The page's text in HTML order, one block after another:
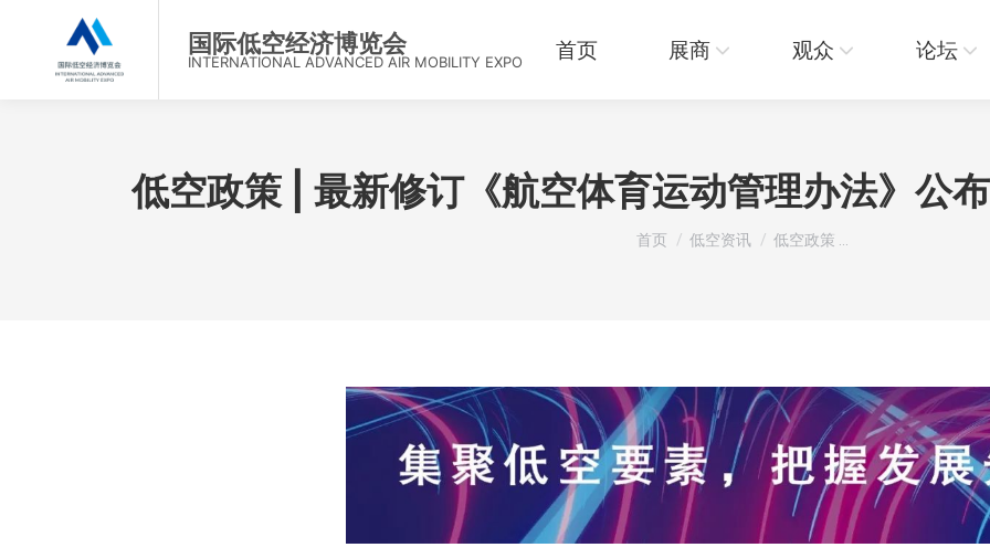
国际低空经济博览会
INTERNATIONAL ADVANCED AIR MOBILITY EXPO 首页 展商 观众 论坛
低空政策 | 最新修订《航空体育运动管理办法》公
您在这里：
首页 低空资讯 低空政策 …
展商 观众 论坛 资讯